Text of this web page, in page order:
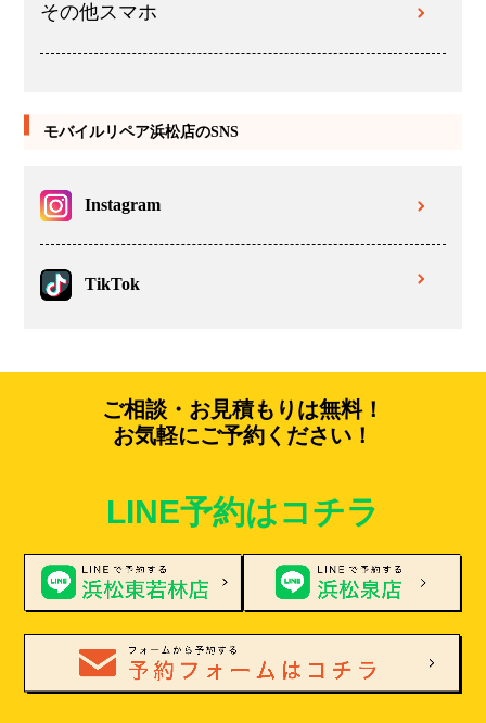
その他スマホ
モバイルリペア浜松店のSNS
Instagram
TikTok
ご相談・お見積もりは無料！
お気軽にご予約ください！
LINE予約はコチラ